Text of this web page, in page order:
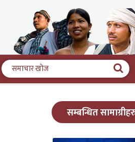
सम्बन्धित